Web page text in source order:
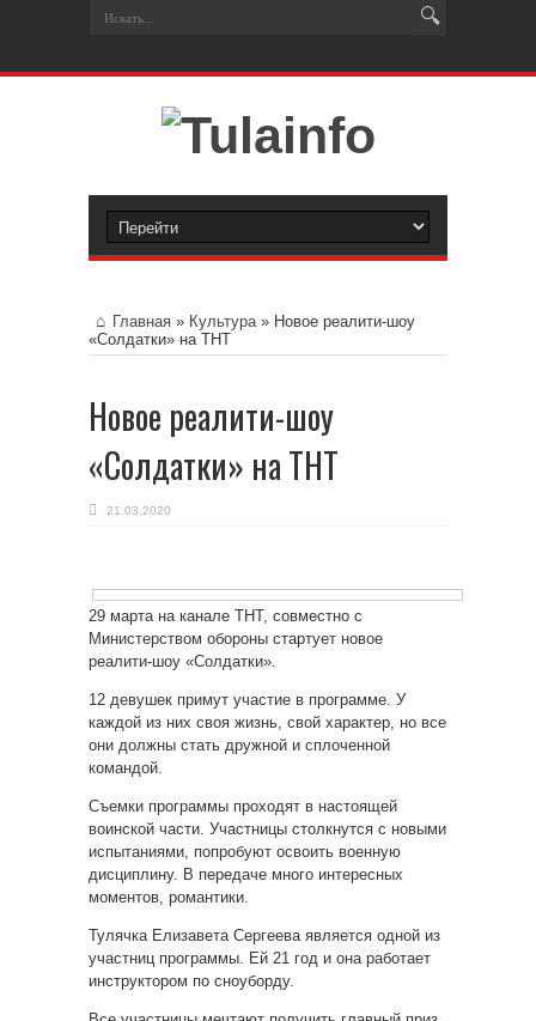
Главная » Культура» Новое реалити-шоу
«Солдатки» на ТНТ
Новое реалити-шоу
«Солдатки» на ТНТ
21.03.2020
29 марта на канале ТНТ, совместно с
Министерством обороны стартует новое
реалити-шоу «Солдатки».
12 девушек примут участие в программе. У
каждой из них своя жизнь, свой характер, но все
они должны стать дружной и сплоченной
командой.
Съемки программы проходят в настоящей
воинской части. Участницы столкнутся с новыми
испытаниями, попробуют освоить военную
дисциплину. В передаче много интересных
моментов, романтики.
Тулячка Елизавета Сергеева является одной из
участниц программы. Ей 21 год и она работает
инструктором по сноуборду.